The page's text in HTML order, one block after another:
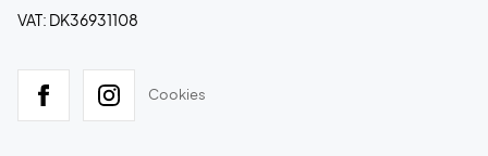
VAT: DK36931108
Cookies